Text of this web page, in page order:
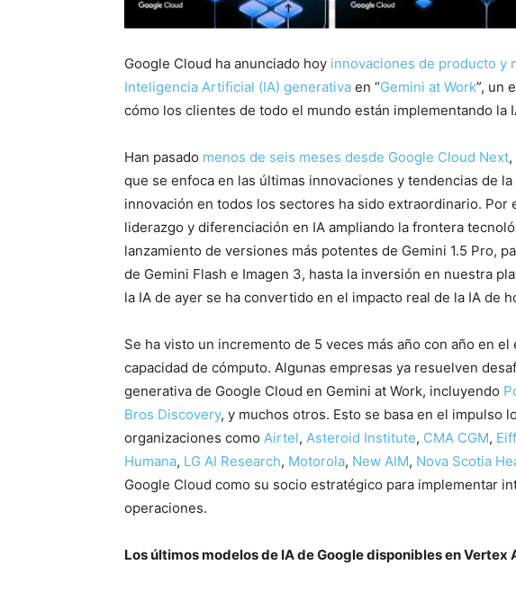
Google Cloud ha anunciado hoy innovaciones de producto y
Inteligencia Artificial (IA) generativa en “Gemini at Work”, un
cómo los clientes de todo el mundo están implementando la
Han pasado menos de seis meses desde Google Cloud Next
que se enfoca en las últimas innovaciones y tendencias de
innovación en todos los sectores ha sido extraordinario. Por
liderazgo y diferenciación en IA ampliando la frontera
lanzamiento de versiones más potentes de Gemini 1.5 Pro,
de Gemini Flash e Imagen 3, hasta la inversión en nuestra
la IA de ayer se ha convertido en el impacto real de la IA de
Se ha visto un incremento de 5 veces más año con año en
capacidad de cómputo. Algunas empresas ya resuelven
generativa de Google Cloud en Gemini at Work, incluyendo
Bros Discovery, y muchos otros. Esto se basa en el impulso
organizaciones como Airtel, Asteroid Institute, CMA CGM,
Humana, LG AI Research, Motorola, New AIM, Nova Scotia
Google Cloud como su socio estratégico para implementar
operaciones.
Los últimos modelos de IA de Google disponibles en Vertex